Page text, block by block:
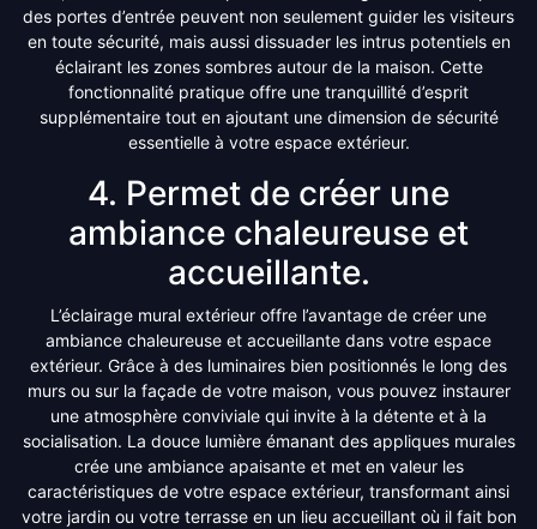
des portes d’entrée peuvent non seulement guider les visiteurs
en toute sécurité, mais aussi dissuader les intrus potentiels en
éclairant les zones sombres autour de la maison. Cette
fonctionnalité pratique offre une tranquillité d’esprit
supplémentaire tout en ajoutant une dimension de sécurité
essentielle à votre espace extérieur.
4. Permet de créer une
ambiance chaleureuse et
accueillante.
L’éclairage mural extérieur offre l’avantage de créer une
ambiance chaleureuse et accueillante dans votre espace
extérieur. Grâce à des luminaires bien positionnés le long des
murs ou sur la façade de votre maison, vous pouvez instaurer
une atmosphère conviviale qui invite à la détente et à la
socialisation. La douce lumière émanant des appliques murales
crée une ambiance apaisante et met en valeur les
caractéristiques de votre espace extérieur, transformant ainsi
votre jardin ou votre terrasse en un lieu accueillant où il fait bon